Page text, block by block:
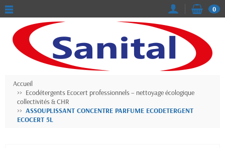
0
Accueil
Ecodétergents Ecocert professionnels – nettoyage écologique
collectivités & CHR
ASSOUPLISSANT CONCENTRE PARFUME ECODETERGENT
ECOCERT 5L